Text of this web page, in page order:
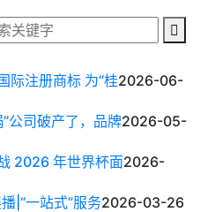
际注册商标 为“桂2026-06-
公司破产了，品牌2026-05-
2026 年世界杯面2026-
|“一站式”服务2026-03-26